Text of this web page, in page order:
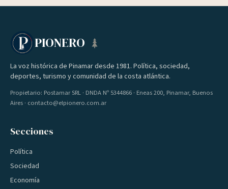
PIONERO
La voz histórica de Pinamar desde 1981. Política, sociedad,
deportes, turismo y comunidad de la costa atlántica.
Propietario: Postamar SRL · DNDA Nº 5344866 · Eneas 200, Pinamar, Buenos
Aires · contacto@elpionero.com.ar
Secciones
Política
Sociedad
Economía